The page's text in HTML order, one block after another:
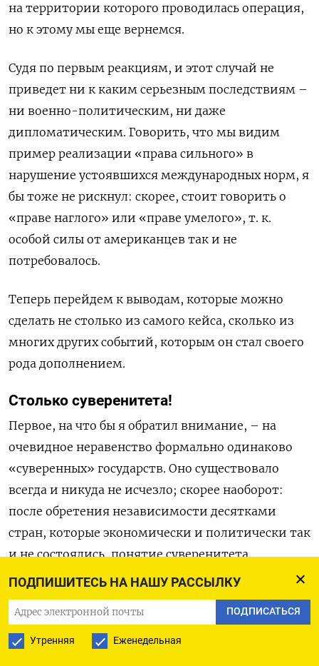
ПОДПИШИТЕСЬ НА НАШУ РАССЫЛКУ
ПОДПИСАТЬСЯ
Утренняя Еженедельная
на территории которого проводилась операция,
но к этому мы еще вернемся.
Судя по первым реакциям, и этот случай не
приведет ни к каким серьезным последствиям –
ни военно-политическим, ни даже
дипломатическим. Говорить, что мы видим
пример реализации «права сильного» в
нарушение устоявшихся международных норм, я
бы тоже не рискнул: скорее, стоит говорить о
«праве наглого» или «праве умелого», т. к.
особой силы от американцев так и не
потребовалось.
Теперь перейдем к выводам, которые можно
сделать не столько из самого кейса, сколько из
многих других событий, которым он стал своего
рода дополнением.
Столько суверенитета!
Первое, на что бы я обратил внимание, – на
очевидное неравенство формально одинаково
«суверенных» государств. Оно существовало
всегда и никуда не исчезло; скорее наоборот:
после обретения независимости десятками
стран, которые экономически и политически так
и не состоялись, понятие суверенитета
радикально девальвировалось. Не будучи в силах
добиться реально равного положения на
мировой арене, многие государства «сорвались»
в диктатуру и террор против собственного